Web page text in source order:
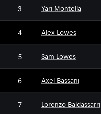
3 Yari Montella
4 Alex Lowes
5 Sam Lowes
6 Axel Bassani
7 Lorenzo Baldassarri